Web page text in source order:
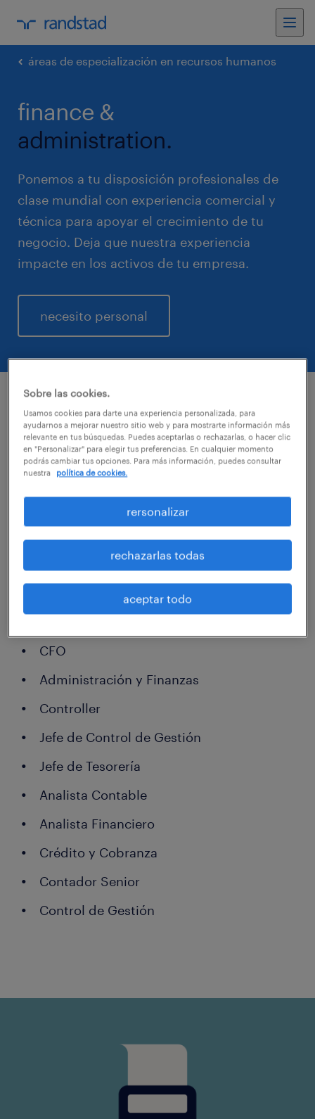
áreas de especialización en recursos humanos
finance &
administration.
Ponemos a tu disposición profesionales de
clase mundial con experiencia comercial y
técnica para apoyar el crecimiento de tu
negocio. Deja que nuestra experiencia
impacte en los activos de tu empresa.
necesito personal
perfiles más buscados
Contamos con gran experiencia dentro de la
industria, por lo que podemos ofrecerte
profesionales capacitados para integrarse a
tu equipo.
Algunas de nuestras posiciones temporales y
permanentes que ponemos a tu disposición
CFO
Administración y Finanzas
Controller
Jefe de Control de Gestión
Jefe de Tesorería
Analista Contable
Analista Financiero
Crédito y Cobranza
Contador Senior
Control de Gestión
Sobre las cookies.
Usamos cookies para darte una experiencia personalizada, para
ayudarnos a mejorar nuestro sitio web y para mostrarte información más
relevante en tus búsquedas. Puedes aceptarlas o rechazarlas, o hacer clic
en "Personalizar" para elegir tus preferencias. En cualquier momento
podrás cambiar tus opciones. Para más información, puedes consultar
nuestra
política de cookies.
rersonalizar
rechazarlas todas
aceptar todo